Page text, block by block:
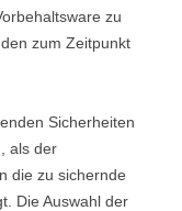
zu
zum Zeitpunkt
Sicherheiten
als der
die zu sichernde
Die Auswahl der